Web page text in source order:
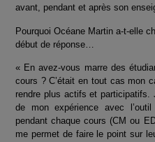
avant, pendant et après son
Pourquoi Océane Martin a-t-elle
début de réponse…
« En avez-vous marre des
cours ? C’était en tout cas mon
rendre plus actifs et
de mon expérience avec
pendant chaque cours (CM ou
me permet de faire le point sur